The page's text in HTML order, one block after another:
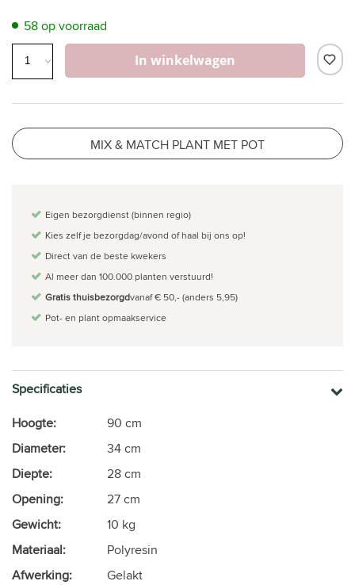
58 op voorraad
In winkelwagen
MIX & MATCH PLANT MET POT
Eigen bezorgdienst (binnen regio)
Kies zelf je bezorgdag/avond of haal bij ons op!
Direct van de beste kwekers
Al meer dan 100.000 planten verstuurd!
Gratis thuisbezorgdvanaf € 50,- (anders 5,95)
Pot- en plant opmaakservice
Specificaties
Hoogte:
90 cm
Diameter:
34 cm
Diepte:
28 cm
Opening:
27 cm
Gewicht:
10 kg
Materiaal:
Polyresin
Afwerking:
Gelakt